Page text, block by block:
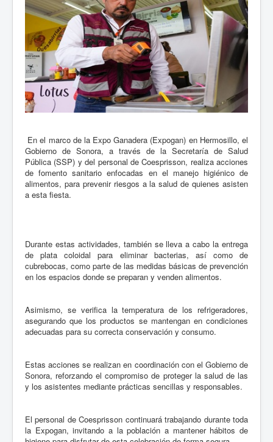
En el marco de la Expo Ganadera (Expogan) en Hermosillo, el
Gobierno de Sonora, a través de la Secretaría de Salud
Pública (SSP) y del personal de Coesprisson, realiza acciones
de fomento sanitario enfocadas en el manejo higiénico de
alimentos, para prevenir riesgos a la salud de quienes asisten
a esta fiesta.
Durante estas actividades, también se lleva a cabo la entrega
de plata coloidal para eliminar bacterias, así como de
cubrebocas, como parte de las medidas básicas de prevención
en los espacios donde se preparan y venden alimentos.
Asimismo, se verifica la temperatura de los refrigeradores,
asegurando que los productos se mantengan en condiciones
adecuadas para su correcta conservación y consumo.
Estas acciones se realizan en coordinación con el Gobierno de
Sonora, reforzando el compromiso de proteger la salud de las
y los asistentes mediante prácticas sencillas y responsables.
El personal de Coesprisson continuará trabajando durante toda
la Expogan, invitando a la población a mantener hábitos de